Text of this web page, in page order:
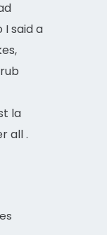
I said a
la
all .